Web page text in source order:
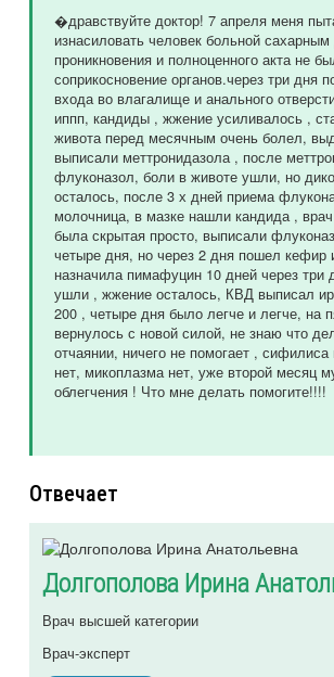
�дравствуйте доктор! 7 апреля меня
изнасиловать человек больной
проникновения и полноценного акта не
соприкосновение органов.через три дня
входа во влагалище и анального
иппп, кандиды , жжение усиливалось ,
живота перед месячным очень болел,
выписали меттронидазола , после
флуконазол, боли в животе ушли, но
осталось, после 3 х дней приема
молочница, в мазке нашли кандида ,
была скрытая просто, выписали
четыре дня, но через 2 дня пошел кефир
назначила пимафуцин 10 дней через три
ушли , жжение осталось, КВД выписал
200 , четыре дня было легче и легче, на
вернулось с новой силой, не знаю что
отчаянии, ничего не помогает ,
нет, микоплазма нет, уже второй месяц
облегчения ! Что мне делать помогите!!!!
Отвечает
Долгополова Ирина
Врач высшей категории
Врач-эксперт